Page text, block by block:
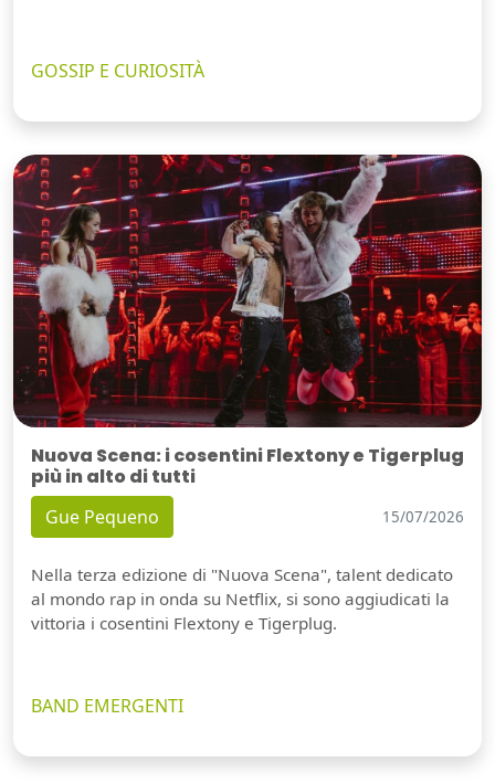
GOSSIP E CURIOSITÀ
Nuova Scena: i cosentini Flextony e Tigerplug
più in alto di tutti
Gue Pequeno 15/07/2026
Nella terza edizione di "Nuova Scena", talent dedicato
al mondo rap in onda su Netflix, si sono aggiudicati la
vittoria i cosentini Flextony e Tigerplug.
BAND EMERGENTI